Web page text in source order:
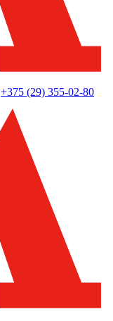
+375 (29) 355-02-80